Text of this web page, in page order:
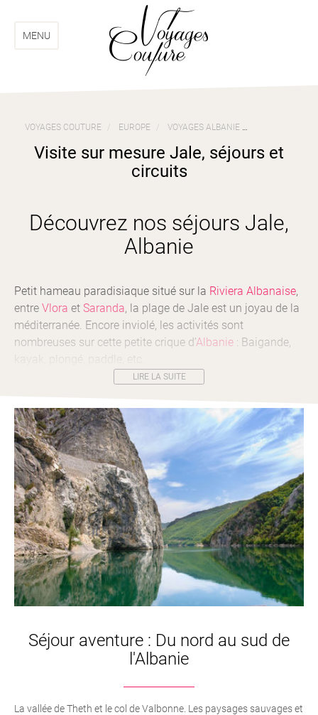
menu
contenuMENU
VOYAGES COUTURE EUROPE VOYAGES ALBANIE
Visite sur mesure Jale, séjours et
circuits
Découvrez nos séjours Jale,
Albanie
Petit hameau paradisiaque situé sur la Riviera Albanaise,
entre Vlora et Saranda, la plage de Jale est un joyau de la
méditerranée. Encore inviolé, les activités sont
nombreuses sur cette petite crique d’Albanie : Baigande,
LIRE LA SUITE
Séjour aventure : Du nord au sud de
l'Albanie
La vallée de Theth et le col de Valbonne. Les paysages sauvages et